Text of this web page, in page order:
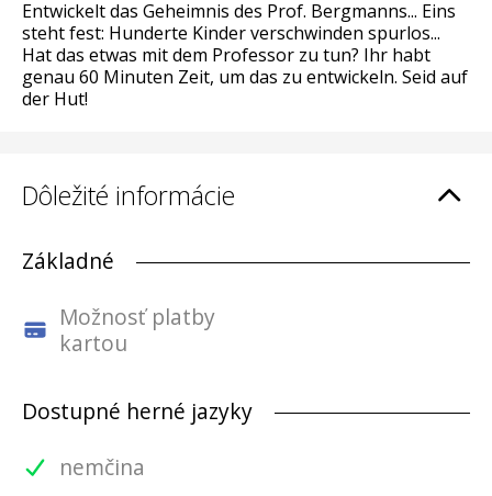
Entwickelt das Geheimnis des Prof. Bergmanns... Eins
steht fest: Hunderte Kinder verschwinden spurlos...
Hat das etwas mit dem Professor zu tun? Ihr habt
genau 60 Minuten Zeit, um das zu entwickeln. Seid auf
der Hut!
Dôležité informácie
Základné
Možnosť platby
kartou
Dostupné herné jazyky
nemčina